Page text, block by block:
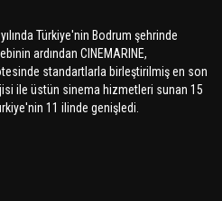
Türkiye'nin Bodrum şehrinde
ardından CINEMARINE,
standartlarla birleştirilmiş en son
ile üstün sinema hizmetleri sunan 15
11 ilinde genişledi.